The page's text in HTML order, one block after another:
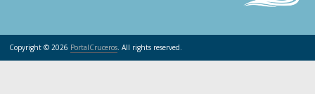
Copyright © 2026 PortalCruceros. All rights reserved.